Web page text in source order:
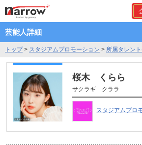
芸能人詳細
トップ> スタジアムプロモーション > 所属タレン
桜木 くらら
サクラギ クララ
スタジアムプロ